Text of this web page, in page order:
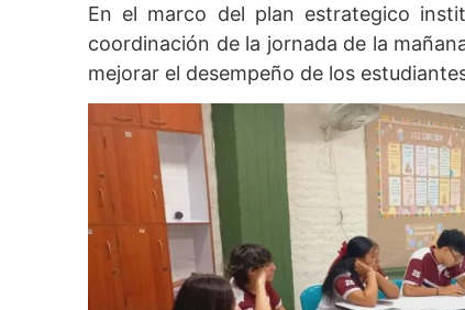
En el marco del plan estrategico
coordinación de la jornada de la
mejorar el desempeño de los